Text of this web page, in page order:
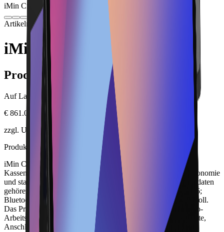
iMin Crane 1 21.5“ 4GB Bild folgt in Kürze
Artikelnummer: IMINC1-21-4GB Kassenterminals
iMin Crane 1 21.5“ 4GB
Produktinformationen
Auf Lager.
€ 861.00
zzgl. USt., zzgl. Versandkosten
Produktbeschreibung
iMin Crane 1 21.5“ 4GB ist eine professionelle POS- und
Kassenterminal-Lösung für Einzelhandel, Self-Service, Gastronomie
und stark frequentierte Kassenplätze. Zu den wichtigsten Eckdaten
gehören Android 13; Octa-Core; 4/64 oder 8/128 GB; Wi-Fi 6;
Bluetooth 5.3; Gigabit Ethernet; Touchdisplay 16 oder 21,5 Zoll.
Das Produkt lässt sich mit passender Peripherie in einen Lonio-
Arbeitsplatz integrieren. Vor der Bestellung sind SKU, Variante,
Anschlüsse und Lieferumfang zu prüfen.